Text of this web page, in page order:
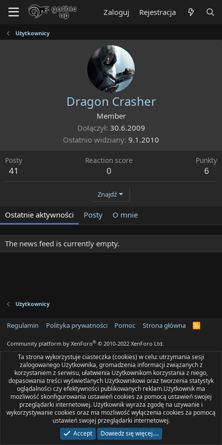
Zaloguj Rejestracja
Użytkownicy
Dragon Crasher
Member
Dołączył 30.6.2009
Ostatnio widziany 9.1.2010
Posty
41
Reaction score
0
Punkty
6
Znajdź
Ostatnie aktywności Posty O mnie
The news feed is currently empty.
Użytkownicy
Regulamin Polityka prywatności Pomoc Strona główna
R
Community platform by XenForo® © 2010-2022 XenForo Ltd.
Ta strona wykorzystuje ciasteczka (cookies) w celu: utrzymania sesji
zalogowanego Użytkownika, gromadzenia informacji związanych z
korzystaniem z serwisu, ułatwienia Użytkownikom korzystania z niego,
dopasowania treści wyświetlanych Użytkownikowi oraz tworzenia statystyk
oglądalności czy efektywności publikowanych reklam.Użytkownik ma
możliwość skonfigurowania ustawień cookies za pomocą ustawień swojej
przeglądarki internetowej. Użytkownik wyraża zgodę na używanie i
wykorzystywanie cookies oraz ma możliwość wyłączenia cookies za pomocą
ustawień swojej przeglądarki internetowej.
Accept
Dowiedz się więcej.…